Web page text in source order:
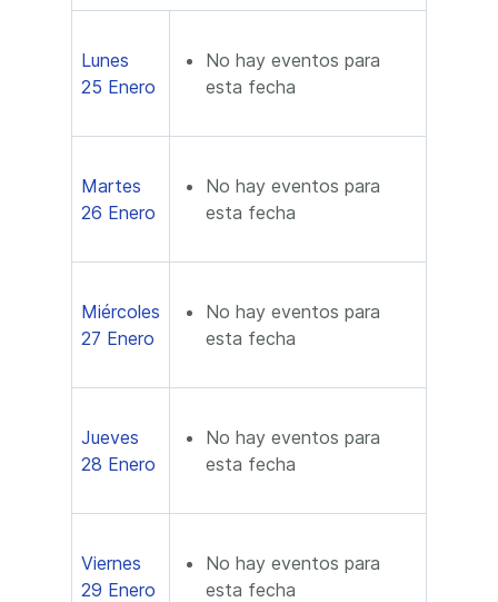
Lunes
25 Enero
No hay eventos para
esta fecha
Martes
26 Enero
No hay eventos para
esta fecha
Miércoles
27 Enero
No hay eventos para
esta fecha
Jueves
28 Enero
No hay eventos para
esta fecha
Viernes
29 Enero
No hay eventos para
esta fecha